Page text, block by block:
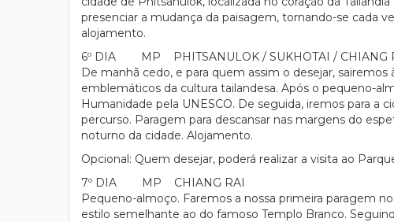
presenciar a mudança da paisagem, tornando-se cada
alojamento.
6º DIA MP PHITSANULOK / SUKHOTAI / CHIANG
De manhã cedo, e para quem assim o desejar,
emblemáticos da cultura tailandesa. Após o pequeno-
Humanidade pela UNESCO. De seguida, iremos para
percurso. Paragem para descansar nas margens do
noturno da cidade. Alojamento.
Opcional: Quem desejar, poderá realizar a visita ao
7º DIA MP CHIANG RAI
Pequeno-almoço. Faremos a nossa primeira paragem
estilo semelhante ao do famoso Templo Branco.